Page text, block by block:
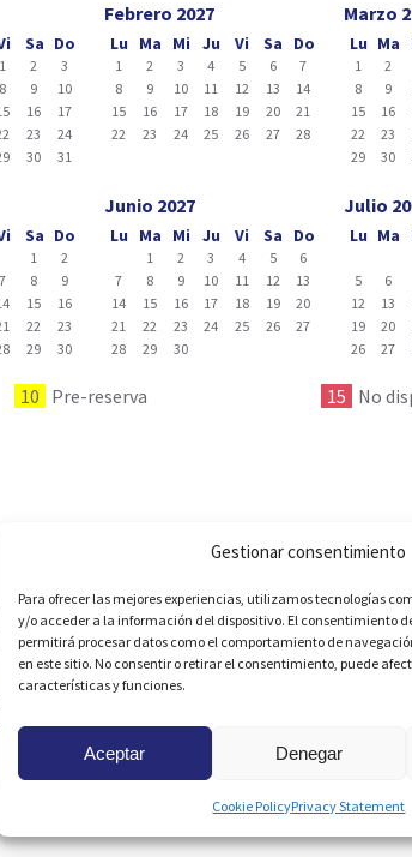
Gestionar consentimiento
Para ofrecer las mejores experiencias, utilizamos tecnologías
y/o acceder a la información del dispositivo. El consentimiento
permitirá procesar datos como el comportamiento de
en este sitio. No consentir o retirar el consentimiento, puede
características y funciones.
Aceptar Denegar
Cookie PolicyPrivacy Statement
Sa Do
1 2
3
8 9
10
16
17
23
24
30 31
Febrero 2027
Lu Ma Mi Ju Vi Sa Do
1 2 3 4 5 6
7
8
9 10 11 12 13
14
15
16 17 18 19 20
21
22
23 24 25 26 27 28
Marzo
Lu Ma
1 2
8
9
15
16
22
23
29
30
Sa Do
1
2
7 8
9
15
16
22
23
29
30
Junio 2027
Lu Ma Mi Ju Vi Sa Do
1 2 3 4 5
6
7
8 9 10 11 12
13
14
15 16 17 18 19
20
21
22 23 24 25 26
27
28
29 30
Julio
Lu Ma
5
6
12
13
19
20
26
27
10 Pre-reserva 15 No
vistas al mar Mediterráneo y a
de las vistas. El salón-comedor es muy
dispone de aire acondicionado, armario
empotrados y aire acondicionado en el
zonas comunes, incluyendo una de las
y las mejores playas de la zona.